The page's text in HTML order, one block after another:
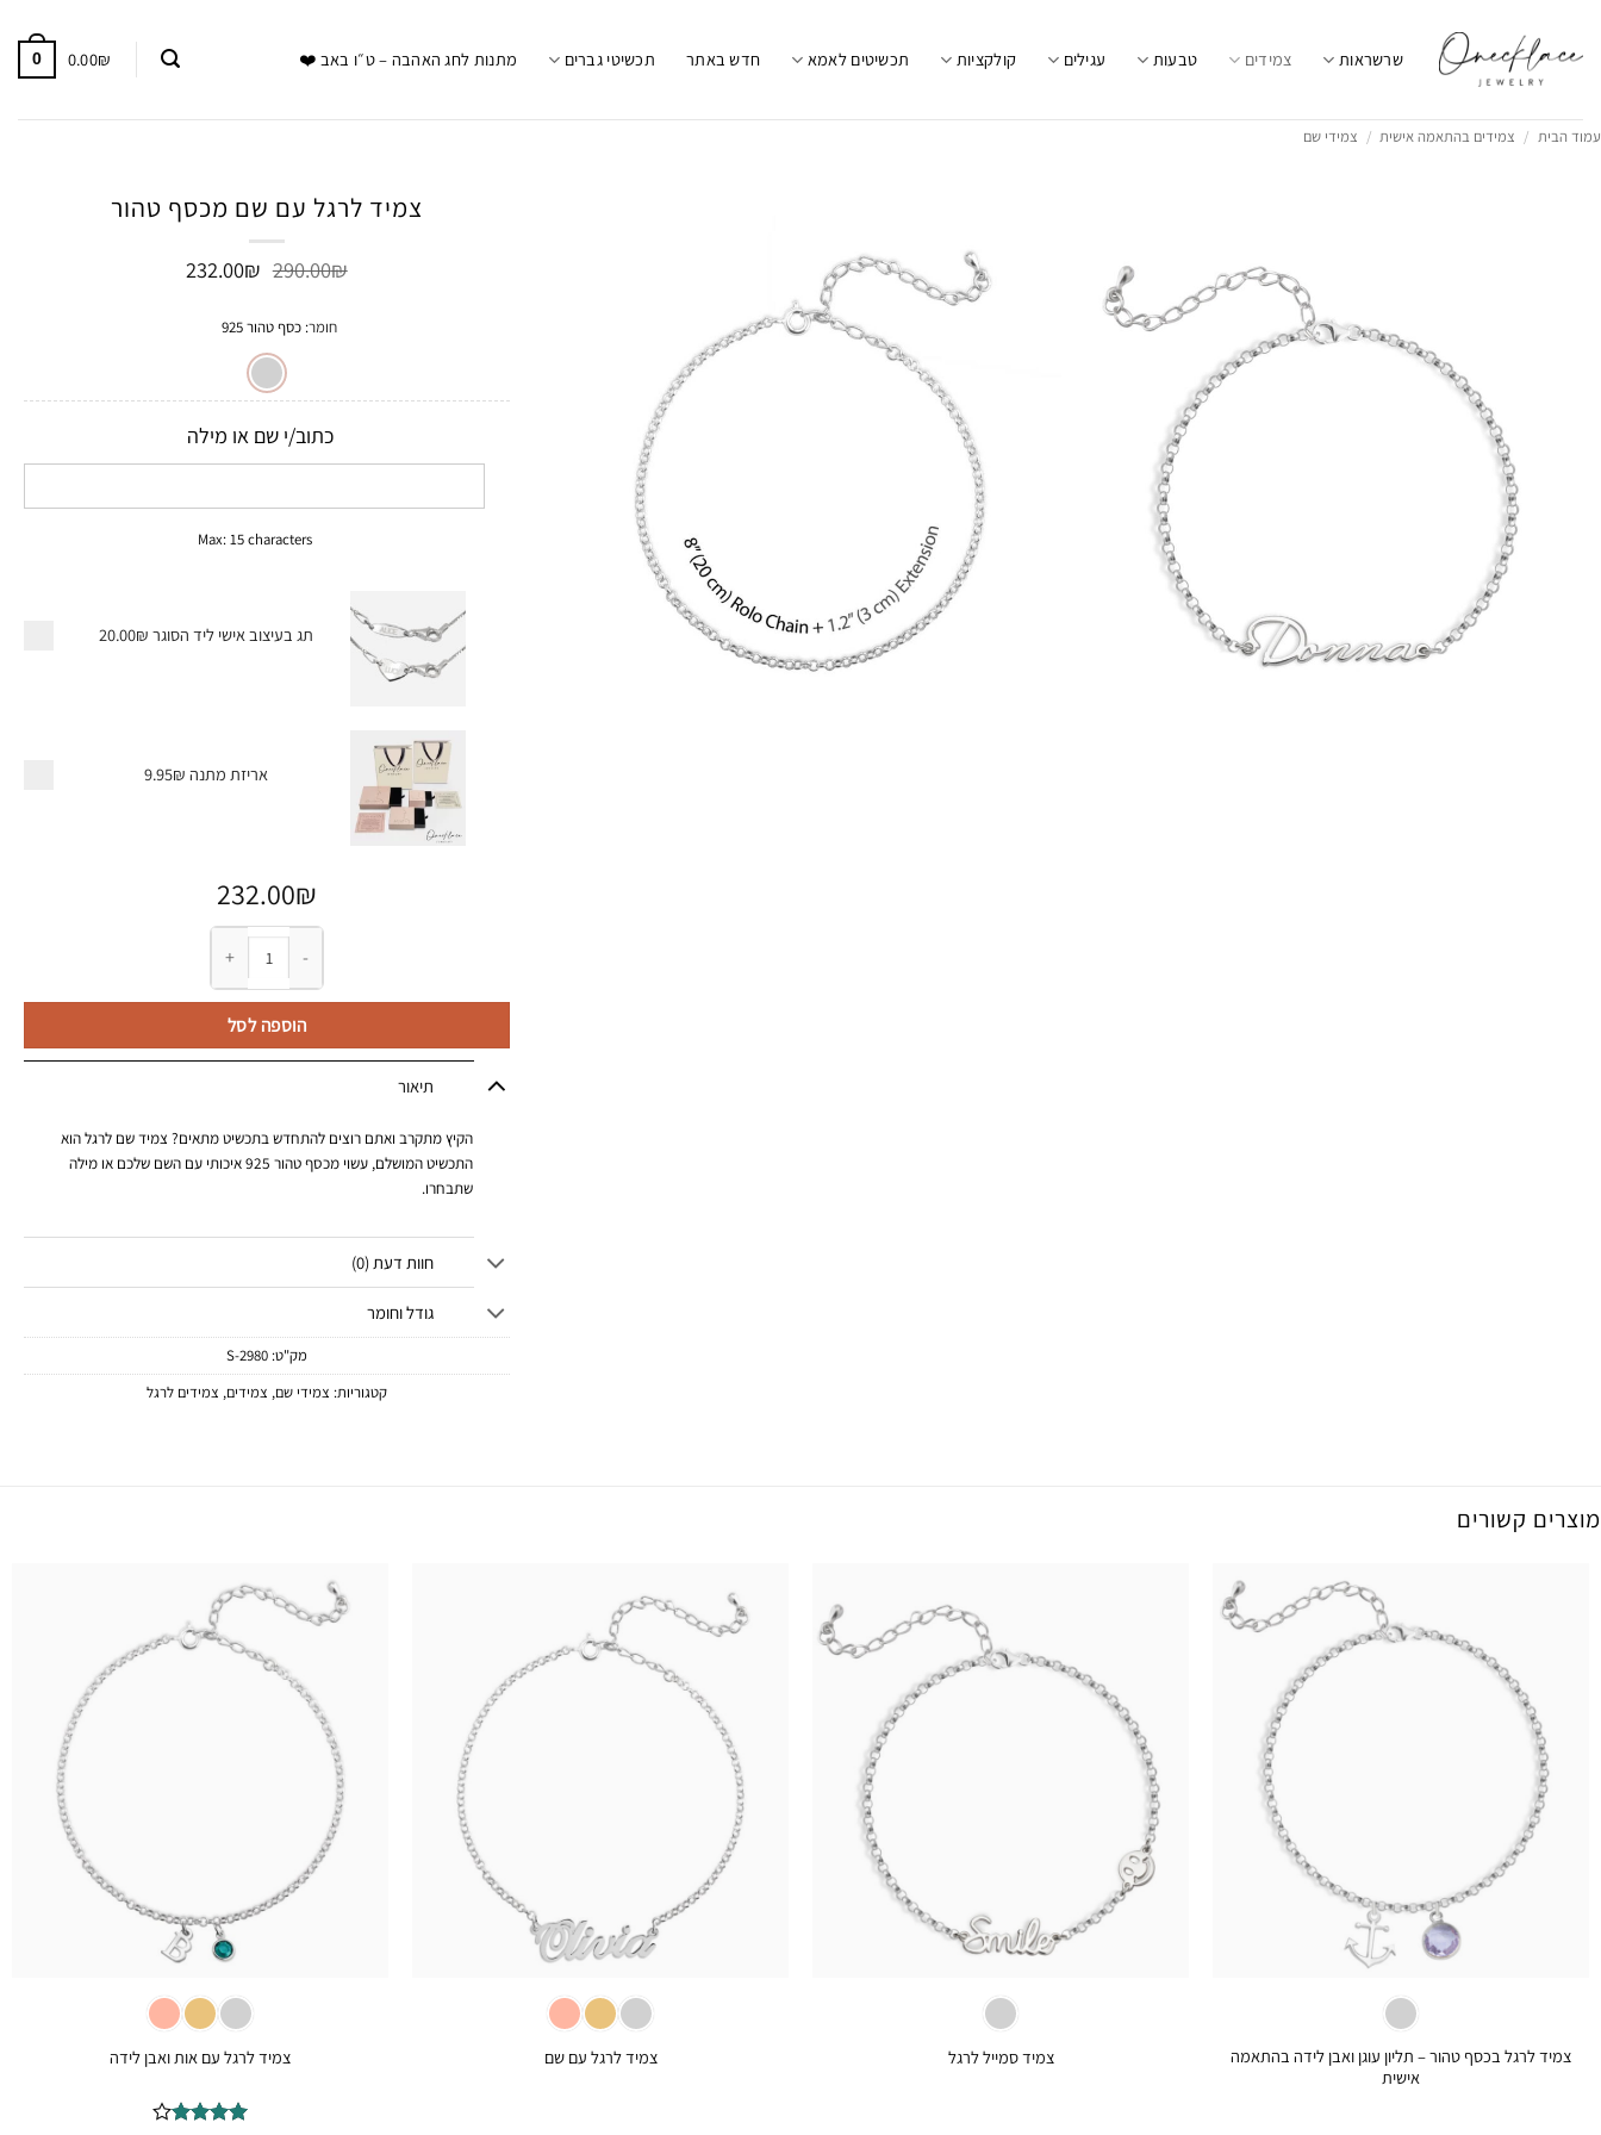
content
שרשראות צמידים טבעות עגילים קולקציות תכשיטים לאמא חדש באתר תכשיטי גברים מתנות לחג האהבה – ט״ו באב ❤️ 0.00₪
0
עמוד הבית / צמידים בהתאמה אישית / צמידי שם
צמיד לרגל עם שם מכסף טהור
290.00₪ המחיר
290.00₪.
232.00₪ המחיר
חומר:כסף טהור 925
כתוב/י שם או מילה
Max: 15 characters
תג בעיצוב אישי ליד הסוגר 20.00₪
אריזת מתנה 9.95₪
232.00₪
כמות של צמיד לרגל עם שם מכסף טהור
הוספה לסל
תיאור
הקיץ מתקרב ואתם רוצים להתחדש בתכשיט מתאים? צמיד שם לרגל הוא
התכשיט המושלם, עשוי מכסף טהור 925 איכותי עם השם שלכם או מילה
שתבחרו.
חוות דעת (0)
גודל וחומר
מק"ט: 2980-S
קטגוריות: צמידי שם, צמידים, צמידים לרגל
מוצרים קשורים
צמיד לרגל בכסף טהור – תליון עוגן ואבן לידה בהתאמה
אישית
צמיד סמייל לרגל צמיד לרגל עם שם צמיד לרגל עם אות ואבן לידה